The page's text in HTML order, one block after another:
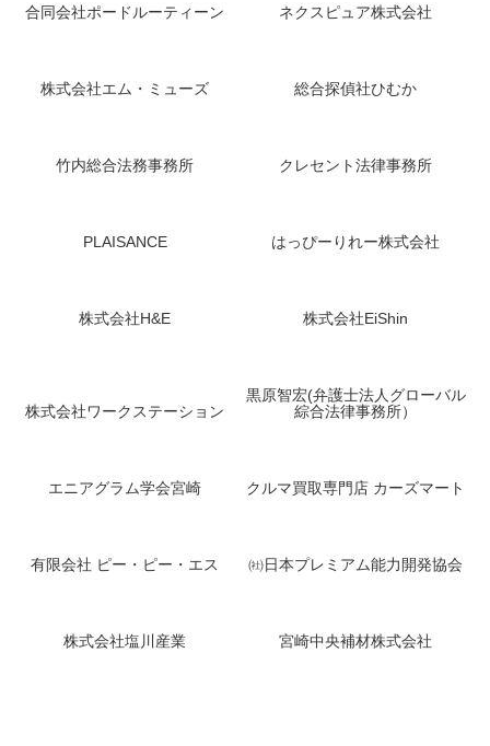
合同会社ポードルーティーン ネクスピュア株式会社
株式会社エム・ミューズ 総合探偵社ひむか
竹内総合法務事務所 クレセント法律事務所
PLAISANCE はっぴーりれー株式会社
株式会社H&E 株式会社EiShin
株式会社ワークステーション
黒原智宏(弁護士法人グローバル
綜合法律事務所）
エニアグラム学会宮崎 クルマ買取専門店 カーズマート
有限会社 ピー・ピー・エス ㈳日本プレミアム能力開発協会
株式会社塩川産業 宮崎中央補材株式会社